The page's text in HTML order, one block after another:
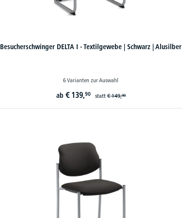
Besucherschwinger DELTA I - Textilgewebe | Schwarz | Alusilber
6 Varianten zur Auswahl
ab € 139,90 statt€ 149,90